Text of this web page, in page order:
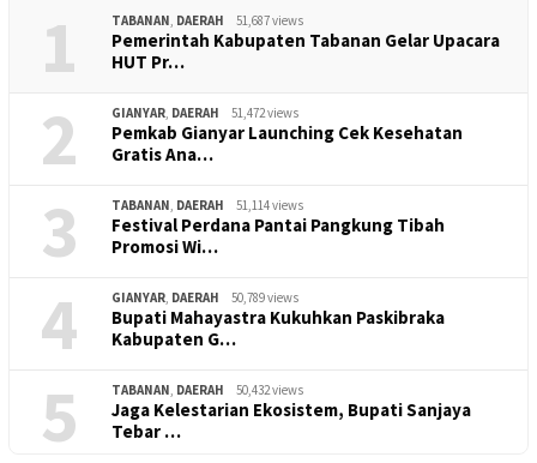
1 TABANAN, DAERAH 51,687 views
Pemerintah Kabupaten Tabanan Gelar Upacara
HUT Pr…
2 GIANYAR, DAERAH 51,472 views
Pemkab Gianyar Launching Cek Kesehatan
Gratis Ana…
3 TABANAN, DAERAH 51,114 views
Festival Perdana Pantai Pangkung Tibah
Promosi Wi…
4 GIANYAR, DAERAH 50,789 views
Bupati Mahayastra Kukuhkan Paskibraka
Kabupaten G…
5 TABANAN, DAERAH 50,432 views
Jaga Kelestarian Ekosistem, Bupati Sanjaya
Tebar …